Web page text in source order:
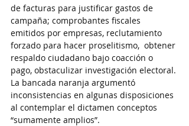
de facturas para justificar gastos de
campaña; comprobantes fiscales
emitidos por empresas, reclutamiento
forzado para hacer proselitismo,  obtener
respaldo ciudadano bajo coacción o
pago, obstaculizar investigación electoral.
La bancada naranja argumentó
inconsistencias en algunas disposiciones
al contemplar el dictamen conceptos
“sumamente amplios”.